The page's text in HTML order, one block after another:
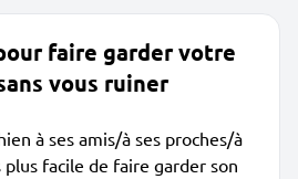
faire garder votre
vous ruiner
à ses amis/à ses proches/à
facile de faire garder son